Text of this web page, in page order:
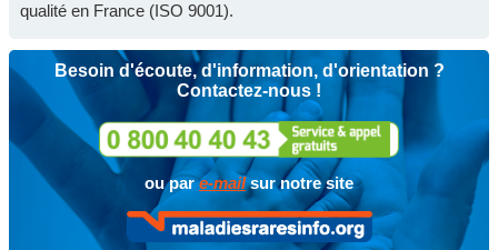
qualité en France (ISO 9001).
Besoin d'écoute, d'information, d'orientation ?
Contactez-nous !
ou pare-mailsur notre site